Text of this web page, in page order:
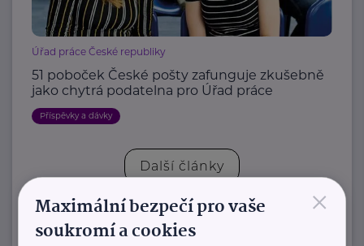
Úřad práce České republiky
51 poboček České pošty zafunguje zkušebně
jako chytrá podatelna pro Úřad práce
Příspěvky a dávky
Další články
×
Maximální bezpečí pro vaše
soukromí a cookies